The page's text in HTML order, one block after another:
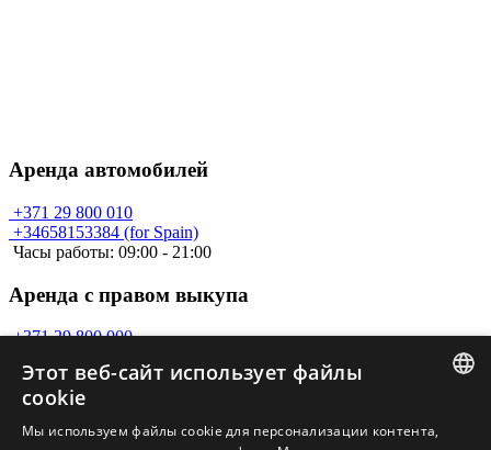
Аренда автомобилей
+371 29 800 010
+34658153384 (for Spain)
Часы работы: 09:00 - 21:00
Аренда с правом выкупа
+371 29 800 000
Свяжитесь с нами по email
info@car-a.lv
Этот веб-сайт использует файлы
cookie
Мы используем файлы cookie для персонализации контента,